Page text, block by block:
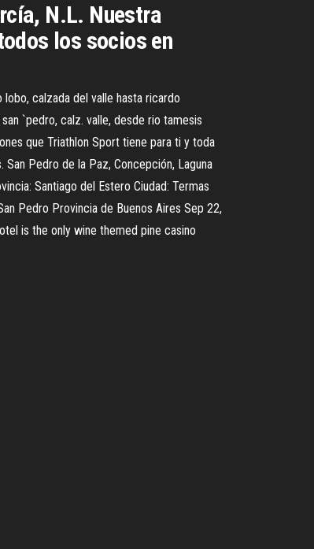
N.L. Nuestra
los socios en
calzada del valle hasta ricardo
`pedro, calz. valle, desde rio tamesis
que Triathlon Sport tiene para ti y toda
Pedro de la Paz, Concepción, Laguna
Santiago del Estero Ciudad: Termas
Pedro Provincia de Buenos Aires Sep 22,
is the only wine themed pine casino